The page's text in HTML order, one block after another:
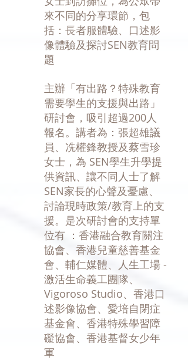
來不同的分享環節，包
括：長者服體驗、口述影
像體驗及探討SEN教育問
題
主辦「有出路？特殊教育
需要學生的支援與出路」
研討會，吸引超過200人
報名。講者為：張超雄議
員、冼權鋒教授及蔡雪珍
女士，為 SEN學生升學提
供資訊、讓不同人士了解
SEN家長的心聲及憂慮、
討論現時政策/教育上的支
援。是次研討會的支持單
位有 ：香港融合教育關注
協會、香港兒童慈善基金
會、輔仁媒體、人生工場 -
激活生命義工團隊、
Vigoroso Studio、香港口
述影像協會、愛培自閉症
基金會、香港特殊學習障
礙協會、香港基督女少年
軍